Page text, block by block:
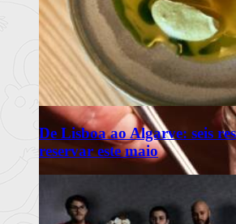
De Lisboa ao Algarve: seis
reservar este maio